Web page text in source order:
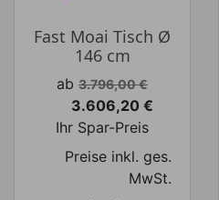
Fast Moai Tisch Ø
146 cm
Verkaufspreis
ab 3.796,00 €
Preis
3.606,20 €
Ihr Spar-Preis
Preise inkl. ges.
MwSt.